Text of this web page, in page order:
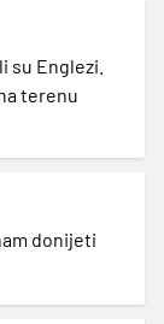
su Englezi.
terenu
donijeti